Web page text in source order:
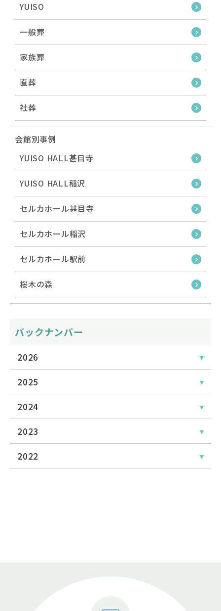
YUISO
一般葬
家族葬
直葬
社葬
会館別事例
YUISO HALL甚目寺
YUISO HALL稲沢
セルカホール甚目寺
セルカホール稲沢
セルカホール駅前
桜木の森
バックナンバー
2026
2025
2024
2023
2022